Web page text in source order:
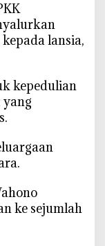
lansia,
kepedulian
ke sejumlah